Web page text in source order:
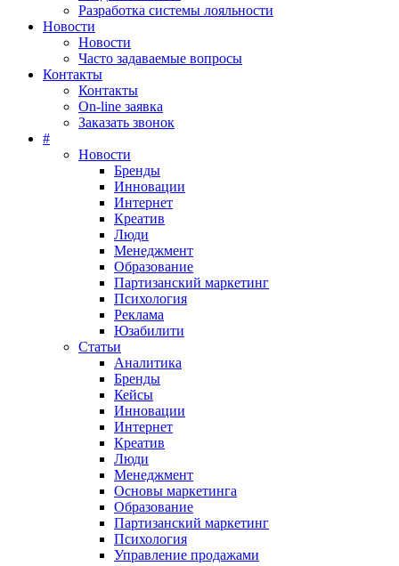
Разработка системы лояльности
Новости
Новости
Часто задаваемые вопросы
Контакты
Контакты
On-line заявка
Заказать звонок
#
Новости
Бренды
Инновации
Интернет
Креатив
Люди
Менеджмент
Образование
Партизанский маркетинг
Психология
Реклама
Юзабилити
Статьи
Аналитика
Бренды
Кейсы
Инновации
Интернет
Креатив
Люди
Менеджмент
Основы маркетинга
Образование
Партизанский маркетинг
Психология
Управление продажами